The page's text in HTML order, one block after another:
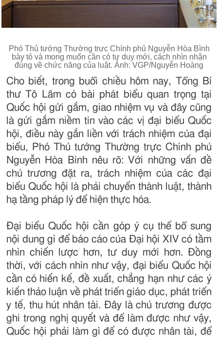
Phó Thủ tướng Thường trực Chính phủ Nguyễn Hòa Bình
bày tỏ và mong muốn cần có tư duy mới, cách nhìn nhận
đúng về chức năng của luật. Ảnh: VGP/Nguyễn Hoàng
Cho biết, trong buổi chiều hôm nay, Tổng Bí
thư Tô Lâm có bài phát biểu quan trọng tại
Quốc hội gửi gắm, giao nhiệm vụ và đây cũng
là gửi gắm niềm tin vào các vị đại biểu Quốc
hội, điều này gắn liền với trách nhiệm của đại
biểu, Phó Thủ tướng Thường trực Chính phủ
Nguyễn Hòa Bình nêu rõ: Với những vấn đề
chủ trương đặt ra, trách nhiệm của các đại
biểu Quốc hội là phải chuyển thành luật, thành
hạ tầng pháp lý để hiện thực hóa.
Đại biểu Quốc hội cần góp ý cụ thể bổ sung
nội dung gì để báo cáo của Đại hội XIV có tầm
nhìn chiến lược hơn, tư duy mới hơn. Đồng
thời, với cách nhìn như vậy, đại biểu Quốc hội
cần có hiến kế, đề xuất, chẳng hạn như các ý
kiến thảo luận về phát triển giáo dục, phát triển
y tế, thu hút nhân tài. Đây là chủ trương được
ghi trong nghị quyết và để làm được như vậy,
Quốc hội phải làm gì để có được nhân tài, để